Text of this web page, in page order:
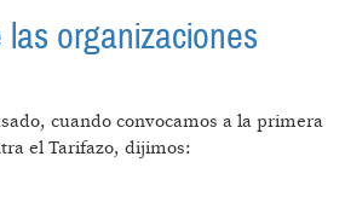
organizaciones
cuando convocamos a la primera
el Tarifazo, dijimos: